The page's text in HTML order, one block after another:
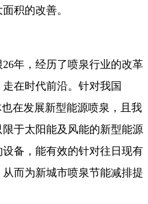
积的改善。
年，经历了喷泉行业的改革
在时代前沿。针对我国
在发展新型能源喷泉，且我
于太阳能及风能的新型能源
备，能有效的针对往日现有
而为新城市喷泉节能减排提